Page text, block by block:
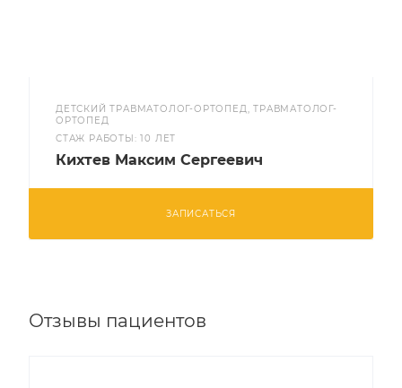
ДЕТСКИЙ ТРАВМАТОЛОГ-ОРТОПЕД, ТРАВМАТОЛОГ-
ОРТОПЕД
CТАЖ РАБОТЫ: 10 ЛЕТ
Кихтев Максим Сергеевич
ЗАПИСАТЬСЯ
Отзывы пациентов